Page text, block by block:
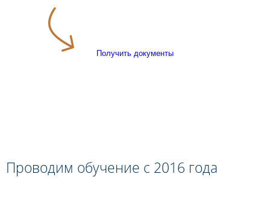
Получить документы
Проводим обучение с 2016 года